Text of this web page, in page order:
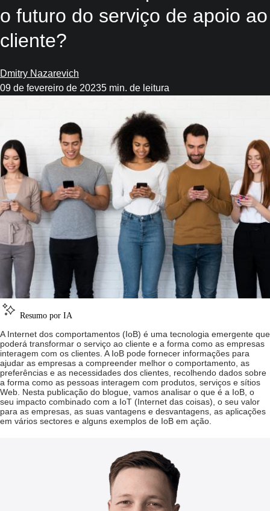
o futuro do serviço de apoio ao
cliente?
Dmitry Nazarevich
09 de fevereiro de 20235 min. de leitura
Resumo por IA
A Internet dos comportamentos (IoB) é uma tecnologia emergente que
poderá transformar o serviço ao cliente e a forma como as empresas
interagem com os clientes. A IoB pode fornecer informações para
ajudar as empresas a compreender melhor o comportamento, as
preferências e as necessidades dos clientes, recolhendo dados sobre
a forma como as pessoas interagem com produtos, serviços e sítios
Web. Nesta publicação do blogue, vamos analisar o que é a IoB, o
seu impacto combinado com a IoT (Internet das coisas), o seu valor
para as empresas, as suas vantagens e desvantagens, as aplicações
em vários sectores e alguns exemplos de IoB em ação.